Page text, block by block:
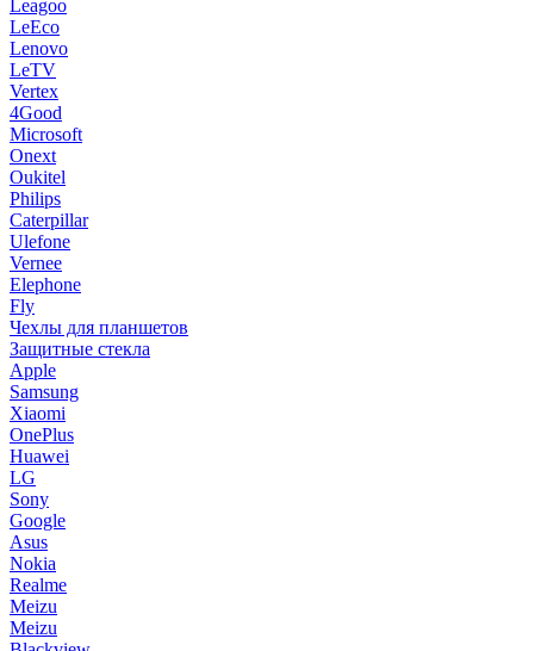
Leagoo
LeEco
Lenovo
LeTV
Vertex
4Good
Microsoft
Onext
Oukitel
Philips
Caterpillar
Ulefone
Vernee
Elephone
Fly
Чехлы для планшетов
Защитные стекла
Apple
Samsung
Xiaomi
OnePlus
Huawei
LG
Sony
Google
Asus
Nokia
Realme
Meizu
Meizu